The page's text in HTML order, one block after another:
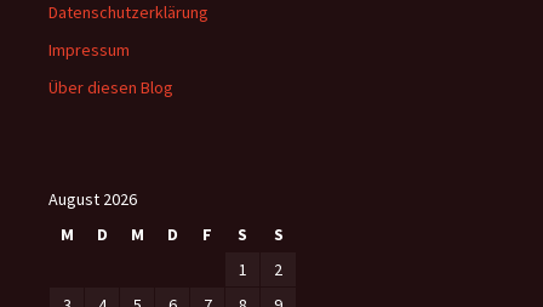
Datenschutzerklärung
Impressum
Über diesen Blog
August 2026
M
D M D F S
S
1
2